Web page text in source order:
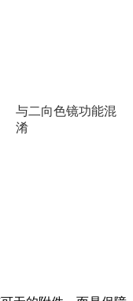
与二向色镜功能混
淆